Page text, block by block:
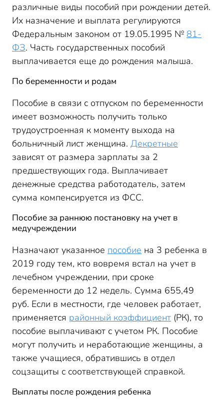
различные виды пособий при рождении детей.
Их назначение и выплата регулируются
Федеральным законом от 19.05.1995 № 81-
ФЗ. Часть государственных пособий
выплачивается еще до рождения малыша.
По беременности и родам
Пособие в связи с отпуском по беременности
имеет возможность получить только
трудоустроенная к моменту выхода на
больничный лист женщина. Декретные
зависят от размера зарплаты за 2
предшествующих года. Выплачивает
денежные средства работодатель, затем
сумма компенсируется из ФСС.
Пособие за раннюю постановку на учет в
медучреждении
Назначают указанное пособие на 3 ребенка в
2019 году тем, кто вовремя встал на учет в
лечебном учреждении, при сроке
беременности до 12 недель. Сумма 655,49
руб. Если в местности, где человек работает,
применяется районный коэффициент (РК), то
пособие выплачивают с учетом РК. Пособие
могут получить и неработающие женщины, а
также учащиеся, обратившись в отдел
соцзащиты с соответствующей справкой.
Выплаты после рождения ребенка